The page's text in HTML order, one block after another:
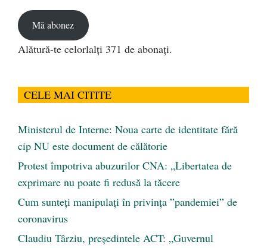
Mă abonez
Alătură-te celorlalți 371 de abonați.
CELE MAI CITITE
Ministerul de Interne: Noua carte de identitate fără
cip NU este document de călătorie
Protest împotriva abuzurilor CNA: „Libertatea de
exprimare nu poate fi redusă la tăcere
Cum sunteți manipulați în privința ”pandemiei” de
coronavirus
Claudiu Târziu, președintele ACT: „Guvernul